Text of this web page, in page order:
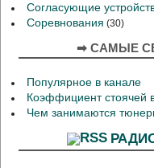
Согласующие
Соревнования (30)
➡ САМЫЕ
Популярное в канале
Коэффициент стоячей
Чем занимаются